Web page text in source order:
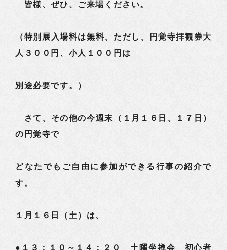
皆様、ぜひ、ご来場ください。
（特別展入場料は無料、ただし、円覚寺拝観券大
人３００円、小人１００円は
別途必要です。）
さて、その他の今週末（１月１６日、１７日）
の円覚寺で
どなたでもご自由に参加ができる行事の紹介で
す。
１月１６日（土）は、
●１３：１０～１４：２０ 土曜坐禅会 初心者